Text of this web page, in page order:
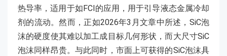
热导率，适用于如FCI的应用，用于引导液态金属冷却
剂的流动。然而，正如2026年3月文章中所述，SiC泡
沫的硬度使其难以加工成目标几何形状，而大尺寸SiC
泡沫同样昂贵。与此同时，市面上可获得的SiC泡沫具